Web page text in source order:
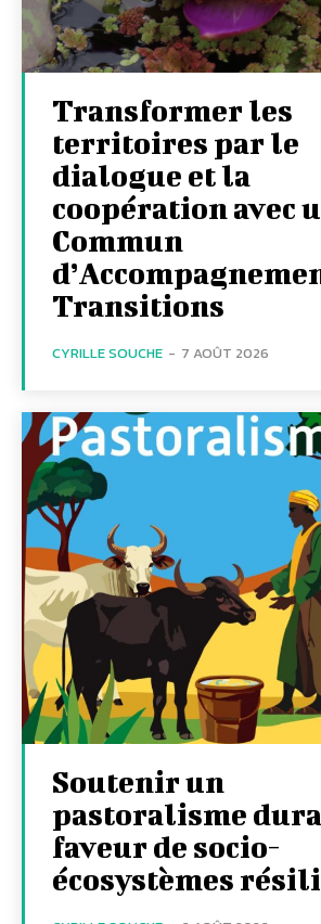
Transformer les
territoires par le
dialogue et la
coopération avec
Commun
Transitions
CYRILLE SOUCHE - 7 AOÛT 2026
Soutenir un
pastoralisme
faveur de socio-
écosystèmes